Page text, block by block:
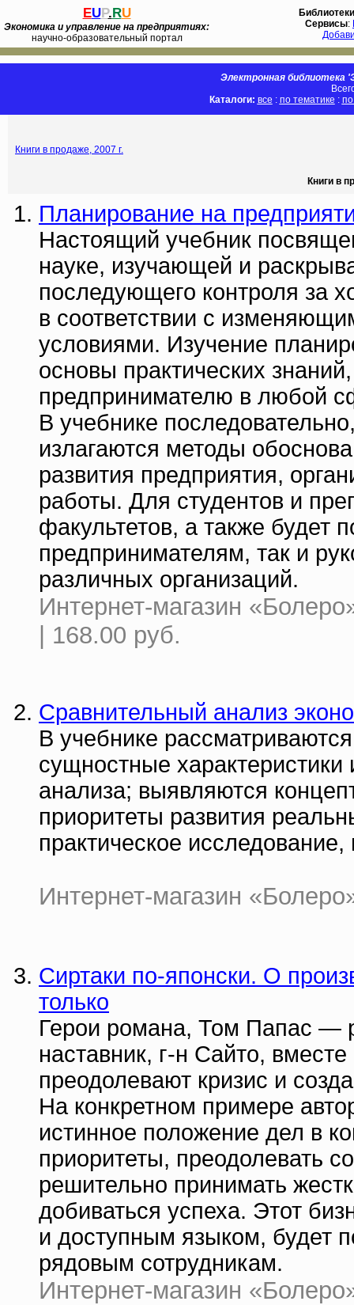
EUP.RU
Экономика и управление на предприятиях:
научно-образовательный портал
Библиотеки
Сервисы:
Электронная библиотека
Каталоги: все : по тематике :
Книги в продаже, 2007 г.
Книги в
Планирование на
Настоящий учебник
науке, изучающей и
последующего контроля за
в соответствии с
условиями. Изучение
основы практических
предпринимателю в любой
В учебнике
излагаются методы
развития предприятия,
работы. Для студентов и
факультетов, а также будет
предпринимателям, так и
различных организаций.
Интернет-магазин
| 168.00 руб.
Сравнительный анализ
В учебнике
сущностные
анализа; выявляются
приоритеты развития
практическое
Интернет-магазин
Сиртаки по-японски. О
только
Герои романа, Том Папас —
наставник, г-н Сайто,
преодолевают кризис и
На конкретном примере
истинное положение дел в
приоритеты, преодолевать
решительно принимать
добиваться успеха. Этот
и доступным языком, будет
рядовым сотрудникам.
Интернет-магазин